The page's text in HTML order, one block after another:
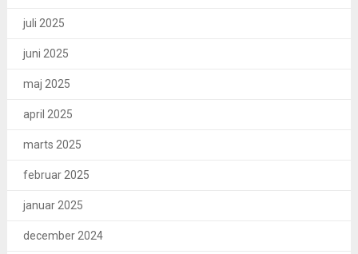
juli 2025
juni 2025
maj 2025
april 2025
marts 2025
februar 2025
januar 2025
december 2024